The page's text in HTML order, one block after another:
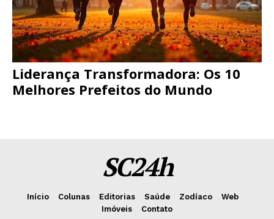
Liderança Transformadora: Os 10
Melhores Prefeitos do Mundo
SC24h
Início Colunas Editorias Saúde Zodíaco
Web
Imóveis
Contato